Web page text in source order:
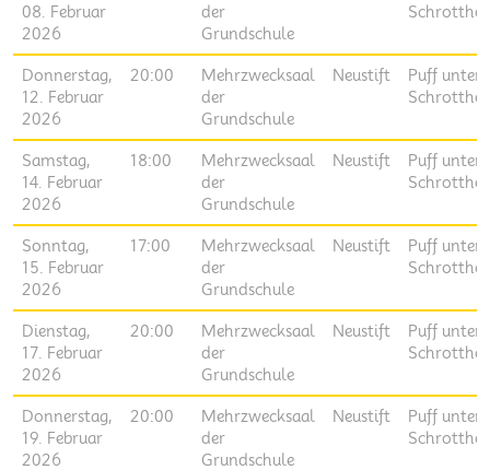
08. Februar
2026
der
Grundschule
Donnerstag,
12. Februar
2026
20:00
Mehrzwecksaal
der
Grundschule
Neustift
Puff
Samstag,
14. Februar
2026
18:00
Mehrzwecksaal
der
Grundschule
Neustift
Puff
Sonntag,
15. Februar
2026
17:00
Mehrzwecksaal
der
Grundschule
Neustift
Puff
Dienstag,
17. Februar
2026
20:00
Mehrzwecksaal
der
Grundschule
Neustift
Puff
Donnerstag,
19. Februar
2026
20:00
Mehrzwecksaal
der
Grundschule
Neustift
Puff